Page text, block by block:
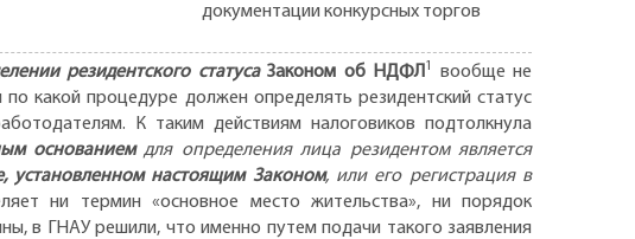
документации конкурсных торгов
резидентского статусаЗаконом об НДФЛ 1
вообще не
какой процедуре должен определять резидентский статус
К таким действиям налоговиков подтолкнула
основаниемдля определения лица резидентом является
установленном настоящим Законом, или его регистрация в
ни термин «основное место жительства», ни порядок
в ГНАУ решили, что именно путем подачи такого заявления